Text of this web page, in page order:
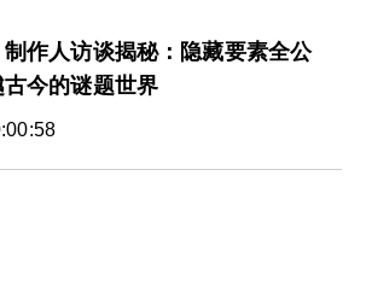
制作人访谈揭秘：隐藏要素全公
今的谜题世界